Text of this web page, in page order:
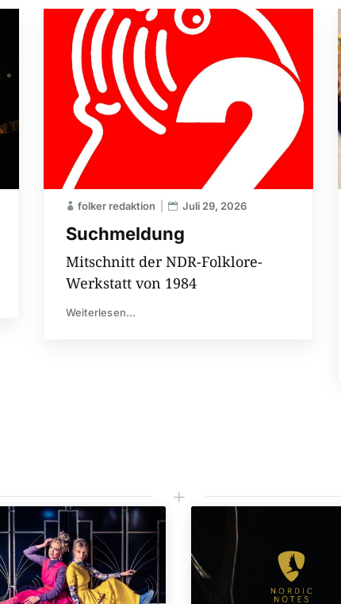
Suchmeldung
folker redaktion Juli 29, 2026
Mitschnitt der NDR-Folklore-
Werkstatt von 1984
Weiterlesen...
L